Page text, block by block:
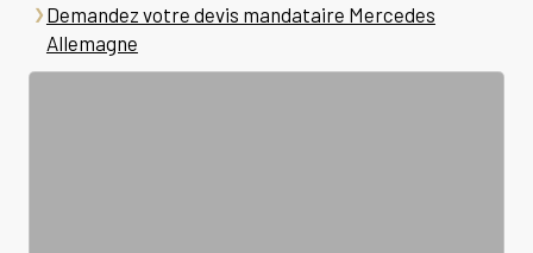
Demandez votre devis mandataire Mercedes
Allemagne